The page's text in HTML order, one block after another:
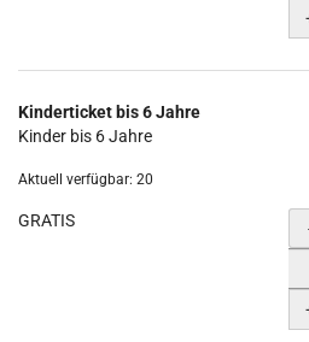
Kinderticket bis 6 Jahre
Kinder bis 6 Jahre
Aktuell verfügbar: 20
GRATIS